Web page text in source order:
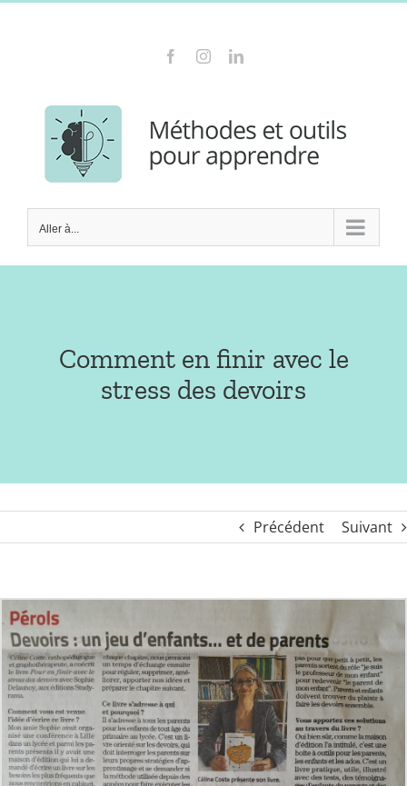
FacebookInstagramLinkedIn
Aller à...
Comment en finir avec le
stress des devoirs
Précédent Suivant